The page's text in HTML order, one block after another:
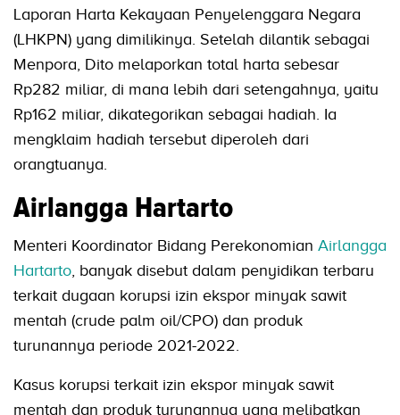
Laporan Harta Kekayaan Penyelenggara Negara
(LHKPN) yang dimilikinya. Setelah dilantik sebagai
Menpora, Dito melaporkan total harta sebesar
Rp282 miliar, di mana lebih dari setengahnya, yaitu
Rp162 miliar, dikategorikan sebagai hadiah. Ia
mengklaim hadiah tersebut diperoleh dari
orangtuanya.
Airlangga Hartarto
Menteri Koordinator Bidang Perekonomian Airlangga
Hartarto, banyak disebut dalam penyidikan terbaru
terkait dugaan korupsi izin ekspor minyak sawit
mentah (crude palm oil/CPO) dan produk
turunannya periode 2021-2022.
Kasus korupsi terkait izin ekspor minyak sawit
mentah dan produk turunannya yang melibatkan